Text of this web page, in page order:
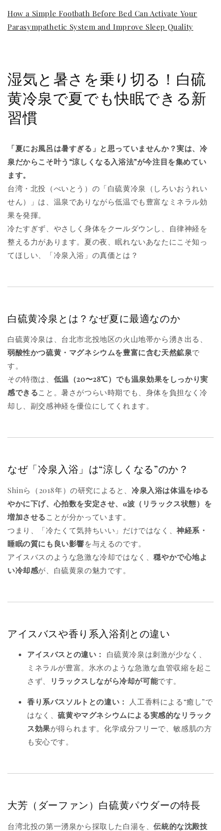
How a Simple Footbath Before Bed Can Activate Your
Parasympathetic System and Improve Sleep Quality
湿気と暑さを乗り切る！白硫
黄冷泉で夏でも快眠できる新
習慣
「夏にお風呂は暑すぎる」と思っていませんか？実は、冷
泉だからこそ叶う“涼しくなる入浴法”が今注目を集めてい
ます。
台湾・北投（べいとう）の「白硫黄冷泉（しろいおうれい
せん）」は、温泉でありながら低温でも豊富なミネラル効
果を発揮。
冷たすぎず、やさしく身体をクールダウンし、自律神経を
整える力があります。夏の夜、眠れないあなたにこそ知っ
てほしい、「冷泉入浴」の真価とは？
白硫黄冷泉とは？なぜ夏に最適なのか
白硫黄冷泉は、台北市北投地区の火山地帯から湧き出る、
弱酸性かつ硫黄・マグネシウムを豊富に含む天然鉱泉で
す。
その特徴は、 低温（20〜28℃）でも温泉効果をしっかり実
感できること。暑さがつらい時期でも、身体を負担なく冷
却し、副交感神経を優位にしてくれます。
なぜ「冷泉入浴」は“涼しくなる”のか？
Shinら（2018年）の研究によると、 冷泉入浴は体温をゆる
やかに下げ、心拍数を安定させ、α波（リラックス状態）を
増加させる ことが分かっています。
つまり、「冷たくて気持ちいい」だけではなく、神経系・
睡眠の質にも良い影響を与えるのです。
アイスバスのような急激な冷却ではなく、穏やかで心地よ
い冷却感が、白硫黄泉の魅力です。
アイスバスや香り系入浴剤との違い
アイスバスとの違い：
白硫黄冷泉は刺激が少なく、
ミネラルが豊富。氷水のような急激な血管収縮を起こ
さず、
リラックスしながら冷却が可能です。
香り系バスソルトとの違い：
人工香料による“癒し”で
はなく、硫黄やマグネシウムによる実感的なリラック
ス効果が得られます。化学成分フリーで、敏感肌の方
も安心です。
大芳（ダーファン）白硫黄パウダーの特長
台湾北投の第一湧泉から採取した白湯を、伝統的な沈殿技